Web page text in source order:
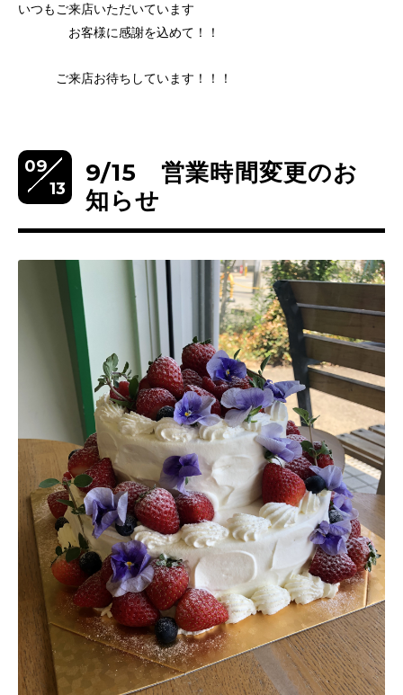
いつもご来店いただいています
お客様に感謝を込めて！！
ご来店お待ちしています！！！
09
13
9/15 営業時間変更のお
知らせ